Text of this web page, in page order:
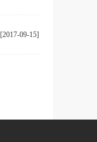
[2017-09-15]